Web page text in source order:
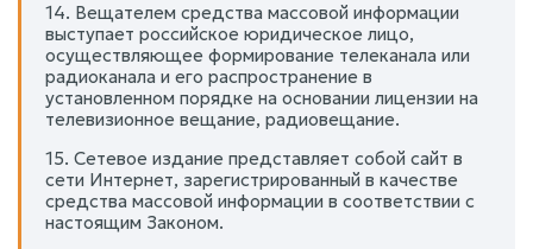
14. Вещателем средства массовой информации
выступает российское юридическое лицо,
осуществляющее формирование телеканала или
радиоканала и его распространение в
установленном порядке на основании лицензии на
телевизионное вещание, радиовещание.
15. Сетевое издание представляет собой сайт в
сети Интернет, зарегистрированный в качестве
средства массовой информации в соответствии с
настоящим Законом.